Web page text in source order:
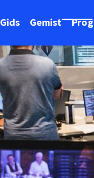
Gids Gemist